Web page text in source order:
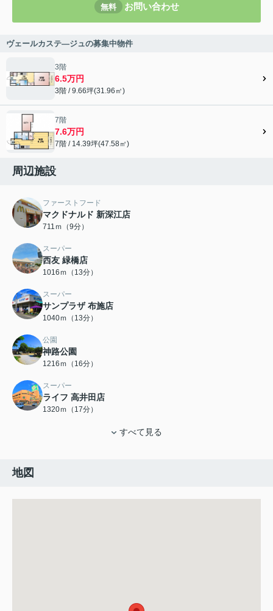
無料 お問い合わせ
ヴェールカステ―ジュの募集中物件
3階
6.5万円
3階 / 9.66坪(31.96㎡)
7階
7.6万円
7階 / 14.39坪(47.58㎡)
周辺施設
ファーストフード
マクドナルド 新深江店
711ｍ（9分）
スーパー
西友 緑橋店
1016ｍ（13分）
スーパー
サンプラザ 布施店
1040ｍ（13分）
公園
神路公園
1216ｍ（16分）
スーパー
ライフ 高井田店
1320ｍ（17分）
すべて見る
地図